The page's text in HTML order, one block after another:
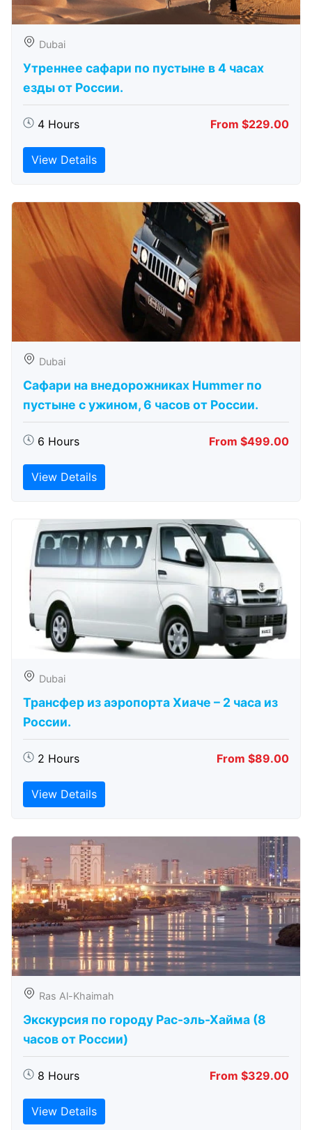
Dubai
Утреннее сафари по пустыне в 4 часах
езды от России.
4 Hours From $229.00
View Details
Dubai
Сафари на внедорожниках Hummer по
пустыне с ужином, 6 часов от России.
6 Hours From $499.00
View Details
Dubai
Трансфер из аэропорта Хиаче – 2 часа из
России.
2 Hours From $89.00
View Details
Ras Al-Khaimah
Экскурсия по городу Рас-эль-Хайма (8
часов от России)
8 Hours From $329.00
View Details